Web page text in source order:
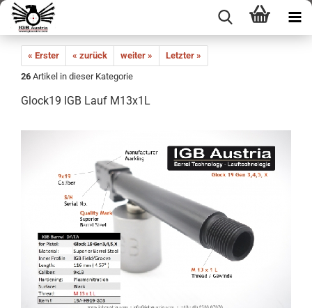
« Erster « zurück weiter »
Letzter »
26 Artikel in dieser Kategorie
Glock19 IGB Lauf M13x1L